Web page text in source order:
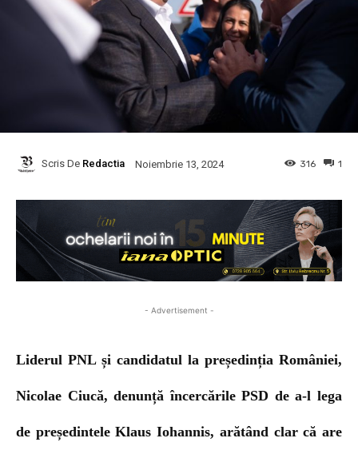
Scris De Redactia Noiembrie 13, 2024 1
316
- Advertisement -
Liderul PNL și candidatul la președinția României,
Nicolae Ciucă, denunță încercările PSD de a-l lega
de președintele Klaus Iohannis, arătând clar că are